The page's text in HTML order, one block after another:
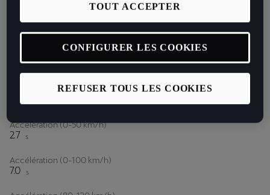
BORN 230CH - BATTERIE XL
Accélération
Accélération (0-50 km/h)
2.7 s
Accélération (0-100 km/h)
7.0 s
REFUSER TOUS LES COOKIES
TOUT ACCEPTER
CONFIGURER LES COOKIES